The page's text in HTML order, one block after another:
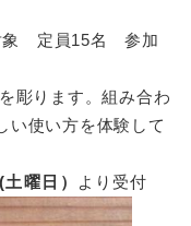
象 定員15名 参加
彫ります。組み合わ
い使い方を体験して
曜日） より受付